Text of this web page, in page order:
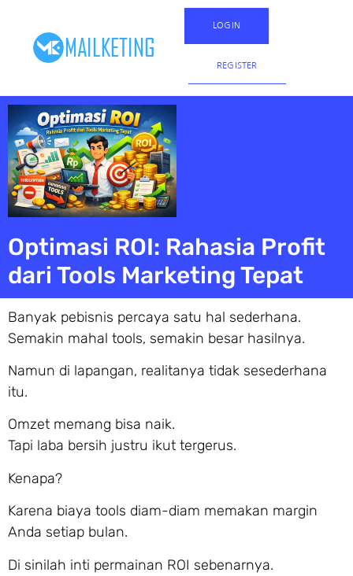
LOGIN
REGISTER
Optimasi ROI: Rahasia Profit
dari Tools Marketing Tepat
Banyak pebisnis percaya satu hal sederhana.
Semakin mahal tools, semakin besar hasilnya.
Namun di lapangan, realitanya tidak sesederhana
itu.
Omzet memang bisa naik.
Tapi laba bersih justru ikut tergerus.
Kenapa?
Karena biaya tools diam-diam memakan margin
Anda setiap bulan.
Di sinilah inti permainan ROI sebenarnya.